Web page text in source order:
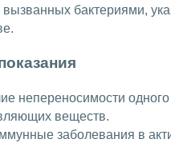
вызванных бактериями,
непереносимости одного
веществ.
заболевания в